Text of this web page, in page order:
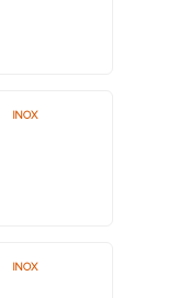
INOX
INOX